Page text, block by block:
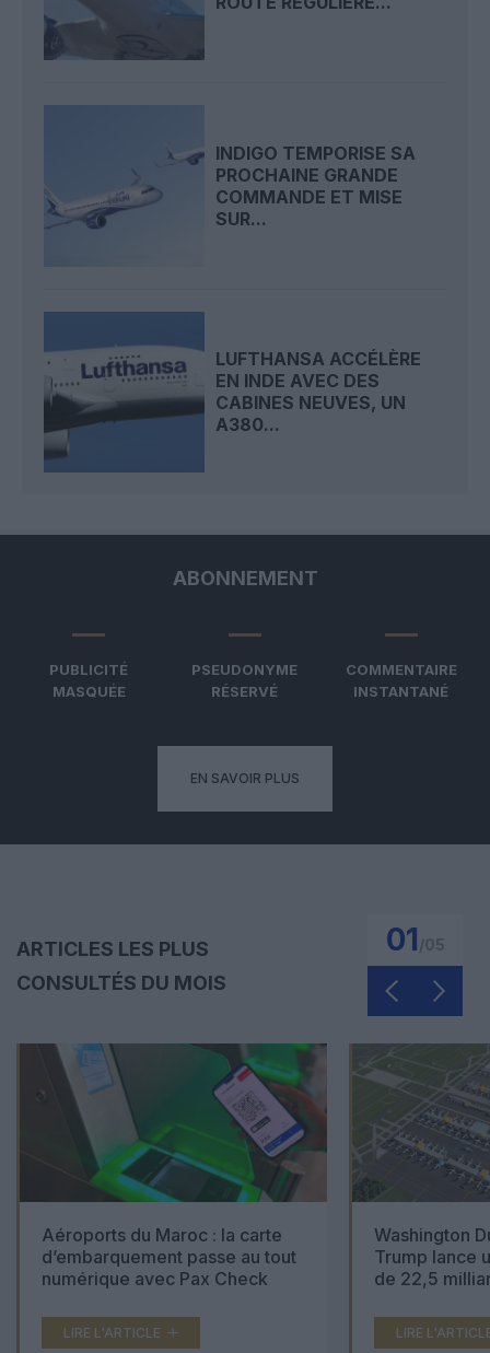
INDIGO TEMPORISE SA
PROCHAINE GRANDE
COMMANDE ET MISE
SUR...
LUFTHANSA ACCÉLÈRE
EN INDE AVEC DES
CABINES NEUVES, UN
A380...
ABONNEMENT
PUBLICITÉ
MASQUÉE
PSEUDONYME
RÉSERVÉ
COMMENTAIRE
INSTANTANÉ
EN SAVOIR PLUS
ARTICLES LES PLUS
CONSULTÉS DU MOIS
01
Aéroports du Maroc : la carte
d’embarquement passe au tout
numérique avec Pax Check
LIRE L'ARTICLE
Washington
Trump lance
de 22,5
LIRE